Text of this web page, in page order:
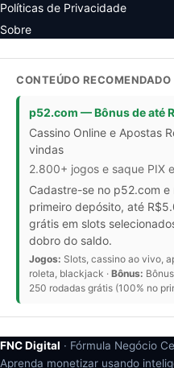
Políticas de Privacidade
Sobre
CONTEÚDO RECOMENDADO
p52.com — Bônus de até
Cassino Online e Apostas
vindas
2.800+ jogos e saque PIX
Cadastre-se no p52.com
primeiro depósito, até
grátis em slots
dobro do saldo.
Jogos: Slots, cassino ao vivo,
roleta, blackjack · Bônus:
250 rodadas grátis (100% no
FNC Digital · Fórmula Negócio
Aprenda monetizar usando